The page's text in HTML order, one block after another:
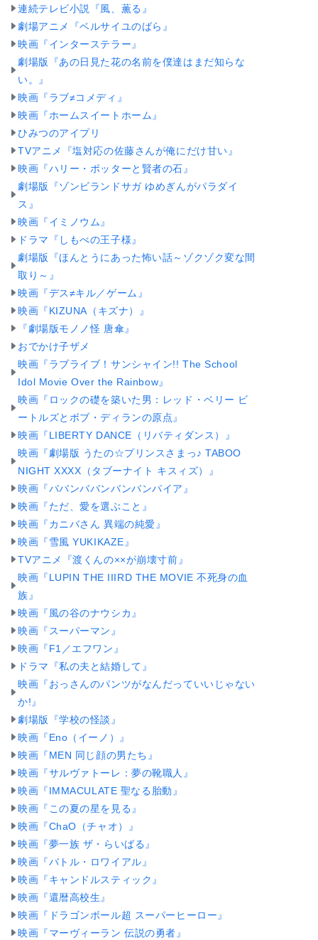
連続テレビ小説『風、薫る』
劇場アニメ『ベルサイユのばら』
映画『インターステラー』
劇場版『あの日見た花の名前を僕達はまだ知らな
い。』
映画『ラブ≠コメディ』
映画『ホームスイートホーム』
ひみつのアイプリ
TVアニメ『塩対応の佐藤さんが俺にだけ甘い』
映画『ハリー・ポッターと賢者の石』
劇場版『ゾンビランドサガ ゆめぎんがパラダイ
ス』
映画『イミノウム』
ドラマ『しもべの王子様』
劇場版『ほんとうにあった怖い話～ゾクゾク変な間
取り～』
映画『デス≠キル／ゲーム』
映画『KIZUNA（キズナ）』
『劇場版モノノ怪 唐傘』
おでかけ子ザメ
映画『ラブライブ！サンシャイン!! The School
Idol Movie Over the Rainbow』
映画『ロックの礎を築いた男：レッド・ベリー ビ
ートルズとボブ・ディランの原点』
映画『LIBERTY DANCE（リバティダンス）』
映画『劇場版 うたの☆プリンスさまっ♪ TABOO
NIGHT XXXX（タブーナイト キスィズ）』
映画『ババンババンバンバンパイア』
映画『ただ、愛を選ぶこと』
映画『カニバさん 異端の純愛』
映画『雪風 YUKIKAZE』
TVアニメ『渡くんの××が崩壊寸前』
映画『LUPIN THE IIIRD THE MOVIE 不死身の血
族』
映画『風の谷のナウシカ』
映画『スーパーマン』
映画『F1／エフワン』
ドラマ『私の夫と結婚して』
映画『おっさんのパンツがなんだっていいじゃない
か!』
劇場版『学校の怪談』
映画『Eno（イーノ）』
映画『MEN 同じ顔の男たち』
映画『サルヴァトーレ：夢の靴職人』
映画『IMMACULATE 聖なる胎動』
映画『この夏の星を見る』
映画『ChaO（チャオ）』
映画『夢一族 ザ・らいばる』
映画『バトル・ロワイアル』
映画『キャンドルスティック』
映画『還暦高校生』
映画『ドラゴンボール超 スーパーヒーロー』
映画『マーヴィーラン 伝説の勇者』